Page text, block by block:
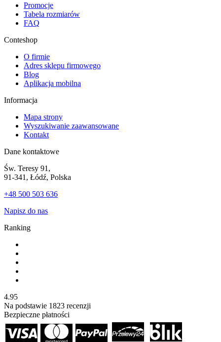
Promocje
Tabela rozmiarów
FAQ
Conteshop
O firmie
Adres sklepu firmowego
Blog
Aplikacja mobilna
Informacja
Mapa strony
Wyszukiwanie zaawansowane
Kontakt
Dane kontaktowe
Św. Teresy 91,
91-341, Łódź, Polska
+48 500 503 636
Napisz do nas
Ranking
4.95
Na podstawie 1823 recenzji
Bezpieczne płatności